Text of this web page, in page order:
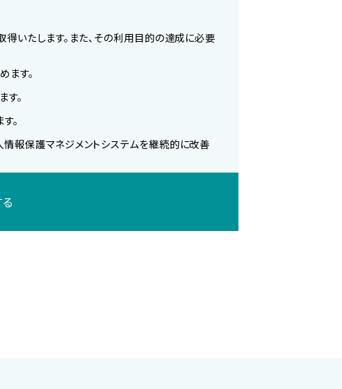
いたします。また、その利用目的の達成に必要
ます。
。
。
報保護マネジメントシステムを継続的に改善